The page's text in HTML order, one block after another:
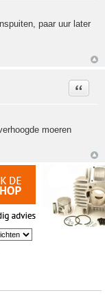
paar uur later
Citeer
moeren